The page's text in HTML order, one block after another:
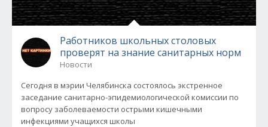
Работников школьных столовых
проверят на знание санитарных норм
Новости
Сегодня в мэрии Челябинска состоялось экстренное
заседание санитарно-эпидемиологической комиссии по
вопросу заболеваемости острыми кишечными
инфекциями учащихся школы